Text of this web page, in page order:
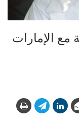
مع الإمارات